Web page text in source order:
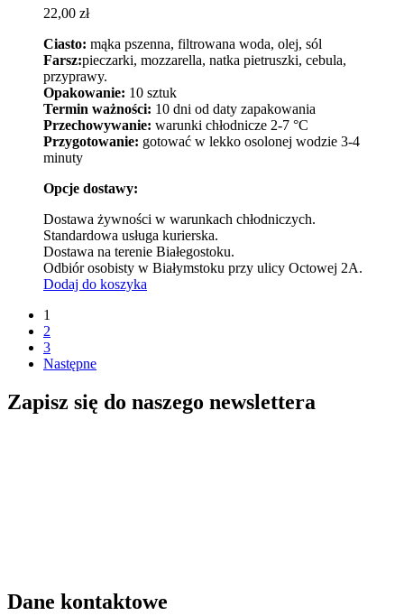
22,00 zł
Ciasto: mąka pszenna, filtrowana woda, olej, sól
Farsz:pieczarki, mozzarella, natka pietruszki, cebula,
przyprawy.
Opakowanie: 10 sztuk
Termin ważności: 10 dni od daty zapakowania
Przechowywanie: warunki chłodnicze 2-7 °C
Przygotowanie: gotować w lekko osolonej wodzie 3-4
minuty
Opcje dostawy:
Dostawa żywności w warunkach chłodniczych.
Standardowa usługa kurierska.
Dostawa na terenie Białegostoku.
Odbiór osobisty w Białymstoku przy ulicy Octowej 2A.
Dodaj do koszyka
1
2
3
Następne
Zapisz się do naszego newslettera
Dane kontaktowe